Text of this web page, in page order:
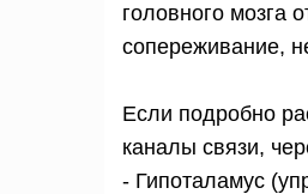
головного мозга
сопереживание,
Если подробно
каналы связи,
- Гипоталамус